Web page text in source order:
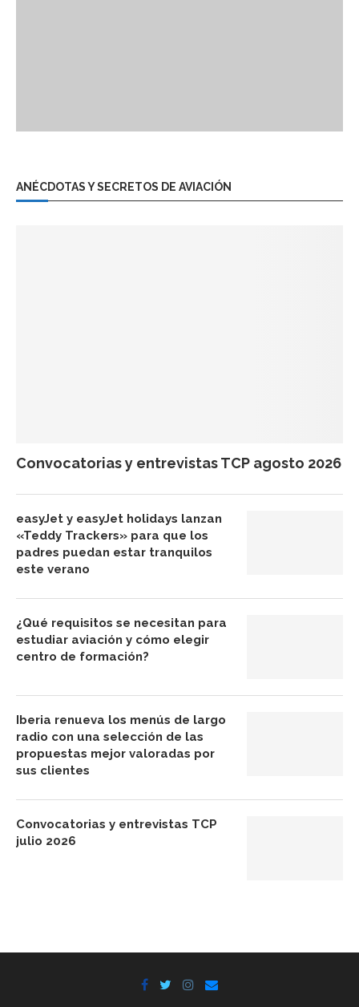
ANÉCDOTAS Y SECRETOS DE AVIACIÓN
Convocatorias y entrevistas TCP agosto 2026
easyJet y easyJet holidays lanzan
«Teddy Trackers» para que los
padres puedan estar tranquilos
este verano
¿Qué requisitos se necesitan para
estudiar aviación y cómo elegir
centro de formación?
Iberia renueva los menús de largo
radio con una selección de las
propuestas mejor valoradas por
sus clientes
Convocatorias y entrevistas TCP
julio 2026